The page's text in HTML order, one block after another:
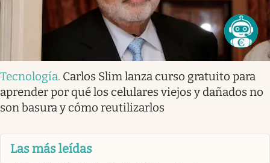
Tecnología. Carlos Slim lanza curso gratuito para
aprender por qué los celulares viejos y dañados no
son basura y cómo reutilizarlos
Las más leídas